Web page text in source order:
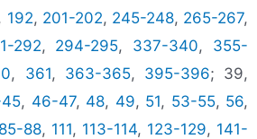
, 192, 201-202, 245-248, 265-267,
292, 294-295, 337-340, 355-
, 361, 363-365, 395-396; 39,
, 46-47, 48, 49, 51, 53-55, 56,
85-88, 111, 113-114, 123-129, 141-